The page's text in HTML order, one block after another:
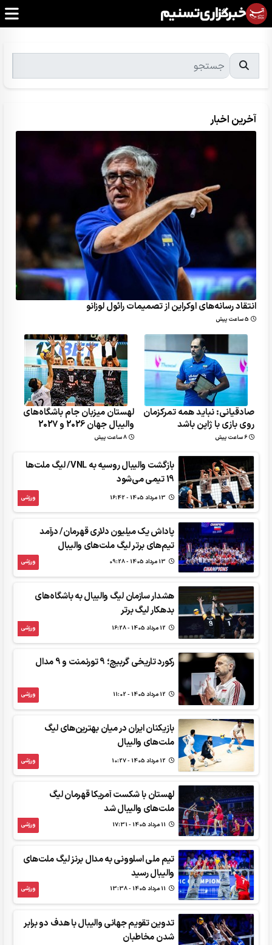
آخرین اخبار
انتقاد رسانه‌های اوکراین از تصمیمات رائول لوزانو
5 ساعت پیش
صادقیانی: نباید همه تمرکزمان
روی بازی با ژاپن باشد
6 ساعت پیش
لهستان میزبان جام باشگاه‌های
والیبال جهان 2026 و 2027
8 ساعت پیش
بازگشت والیبال روسیه به VNL/ لیگ ملت‌ها
19 تیمی می‌شود
ورزشی
پاداش یک میلیون دلاری قهرمان/ درآمد
تیم‌های برتر لیگ ملت‌های والیبال
ورزشی
هشدار سازمان لیگ والیبال به باشگاه‌های
بدهکار لیگ برتر
ورزشی
رکورد تاریخی گربیچ؛ 9 تورنمنت و 9 مدال
ورزشی
بازیکنان ایران در میان بهترین‌های لیگ
ملت‌های والیبال
ورزشی
لهستان با شکست آمریکا قهرمان لیگ
ملت‌های والیبال شد
ورزشی
تیم ملی اسلوونی به مدال برنز لیگ ملت‌های
والیبال رسید
ورزشی
تدوین تقویم جهانی والیبال با هدف دو برابر
شدن مخاطبان